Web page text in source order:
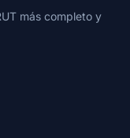
más completo y